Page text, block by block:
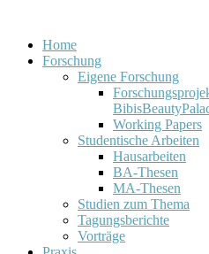
Home
Forschung
Eigene Forschung
Working Papers
Studentische Arbeiten
Hausarbeiten
BA-Thesen
MA-Thesen
Studien zum Thema
Tagungsberichte
Vorträge